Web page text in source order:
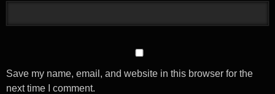
Save my name, email, and website in this browser for the
next time I comment.